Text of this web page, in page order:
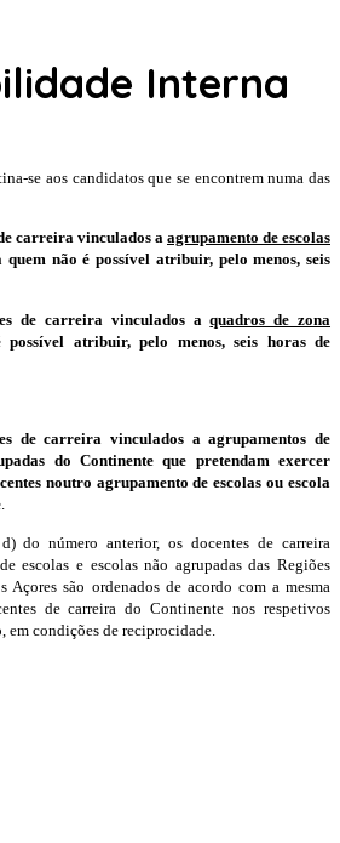
Interna
se aos candidatos que se encontrem numa das
carreira vinculados a agrupamento de escolas
quem não é possível atribuir, pelo menos, seis
de carreira vinculados aquadros de zona
atribuir, pelo menos, seis horas de
de carreira vinculados a agrupamentos de
do Continente que pretendam exercer
noutro agrupamento de escolas ou escola
.
do número anterior, os docentes de carreira
escolas e escolas não agrupadas das Regiões
Açores são ordenados de acordo com a mesma
de carreira do Continente nos respetivos
condições de reciprocidade.